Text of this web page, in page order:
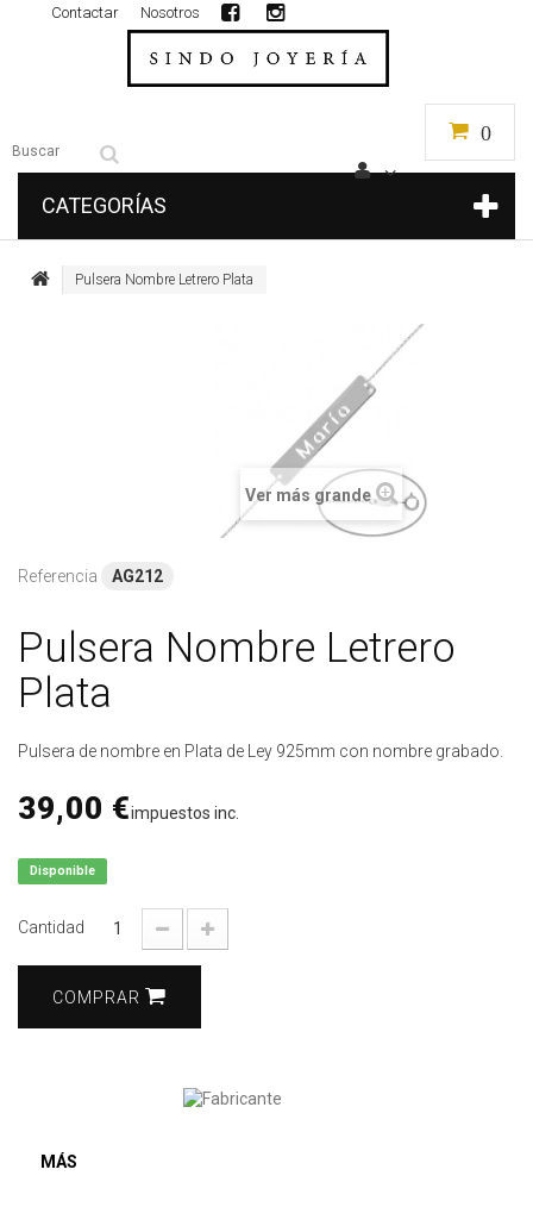
0
Nosotros
Contactar
CATEGORÍAS
Pulsera Nombre Letrero Plata
Ver más grande
Referencia AG212
Pulsera Nombre Letrero
Plata
Pulsera de nombre en Plata de Ley 925mm con nombre grabado.
39,00 €impuestos inc.
Disponible
Cantidad
COMPRAR
MÁS